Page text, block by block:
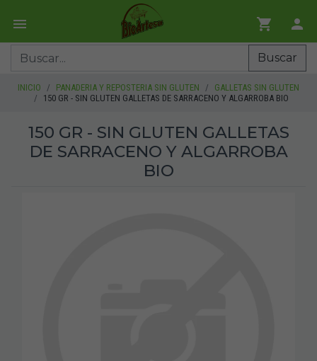
Buscar
INICIO PANADERIA Y REPOSTERIA SIN GLUTEN
GALLETAS SIN GLUTEN
150 GR - SIN GLUTEN GALLETAS DE SARRACENO Y ALGARROBA BIO
150 GR - SIN GLUTEN GALLETAS
DE SARRACENO Y ALGARROBA
BIO